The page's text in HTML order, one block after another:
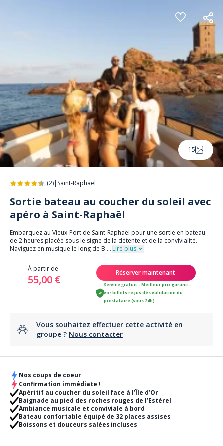
15
(2)| Saint-Raphaël
Sortie bateau au coucher du soleil avec
apéro à Saint-Raphaël
Embarquez au Vieux-Port de Saint-Raphaël pour une sortie en bateau
de 2 heures placée sous le signe de la détente et de la convivialité.
Naviguez en musique le long de B ... Lire plus
À partir de
55,00 €
Réserver maintenant
Service gratuit - Meilleur prix garanti -
vos billets reçus dès validation du
prestataire (sous 24h)
Vous souhaitez effectuer cette activité en
groupe ? Nous contacter
Nos coups de coeur
Confirmation immédiate !
Apéritif au coucher du soleil face à l’Île d’Or
Baignade au pied des roches rouges de l’Estérel
Ambiance musicale et conviviale à bord
Bateau confortable équipé de 32 places assises
Boissons et douceurs salées incluses